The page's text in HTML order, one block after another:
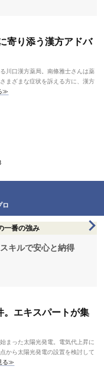
寄り添う漢方アドバ
川口漢方薬局。南條雅士さんは薬
まざまな症状を訴える方に、漢方
≫
ロ
一番の強み
キルで安心と納得
。エキスパートが集
まった太陽光発電。電気代上昇に
から太陽光発電の設置を検討して
る≫